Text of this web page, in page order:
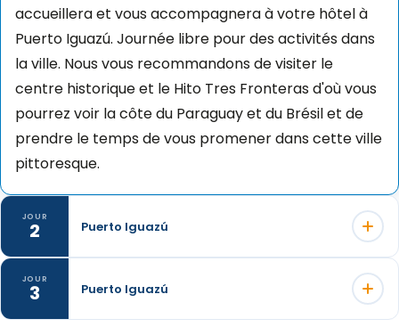
accueillera et vous accompagnera à votre hôtel à
Puerto Iguazú. Journée libre pour des activités dans
la ville. Nous vous recommandons de visiter le
centre historique et le Hito Tres Fronteras d'où vous
pourrez voir la côte du Paraguay et du Brésil et de
prendre le temps de vous promener dans cette ville
pittoresque.
JOUR
2 Puerto Iguazú
Ce jour-là, nous visiterons les chutes du parc
JOUR
3 Puerto Iguazú